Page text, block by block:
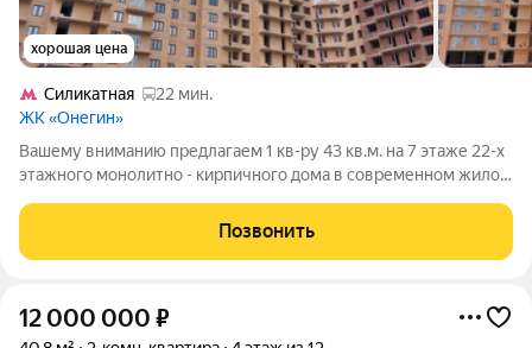
хорошая цена
Силикатная
22 мин.
ЖК «Онегин»
Вашему вниманию предлагаем 1 кв-ру 43 кв.м. на 7 этаже 22-х
этажного монолитно - кирпичного дома в современном жилом
Красная Горка, в 15 км от МКАД по Варшавскому шоссе. В 10
минутах езды на машине
Позвонить
12 000 000 ₽